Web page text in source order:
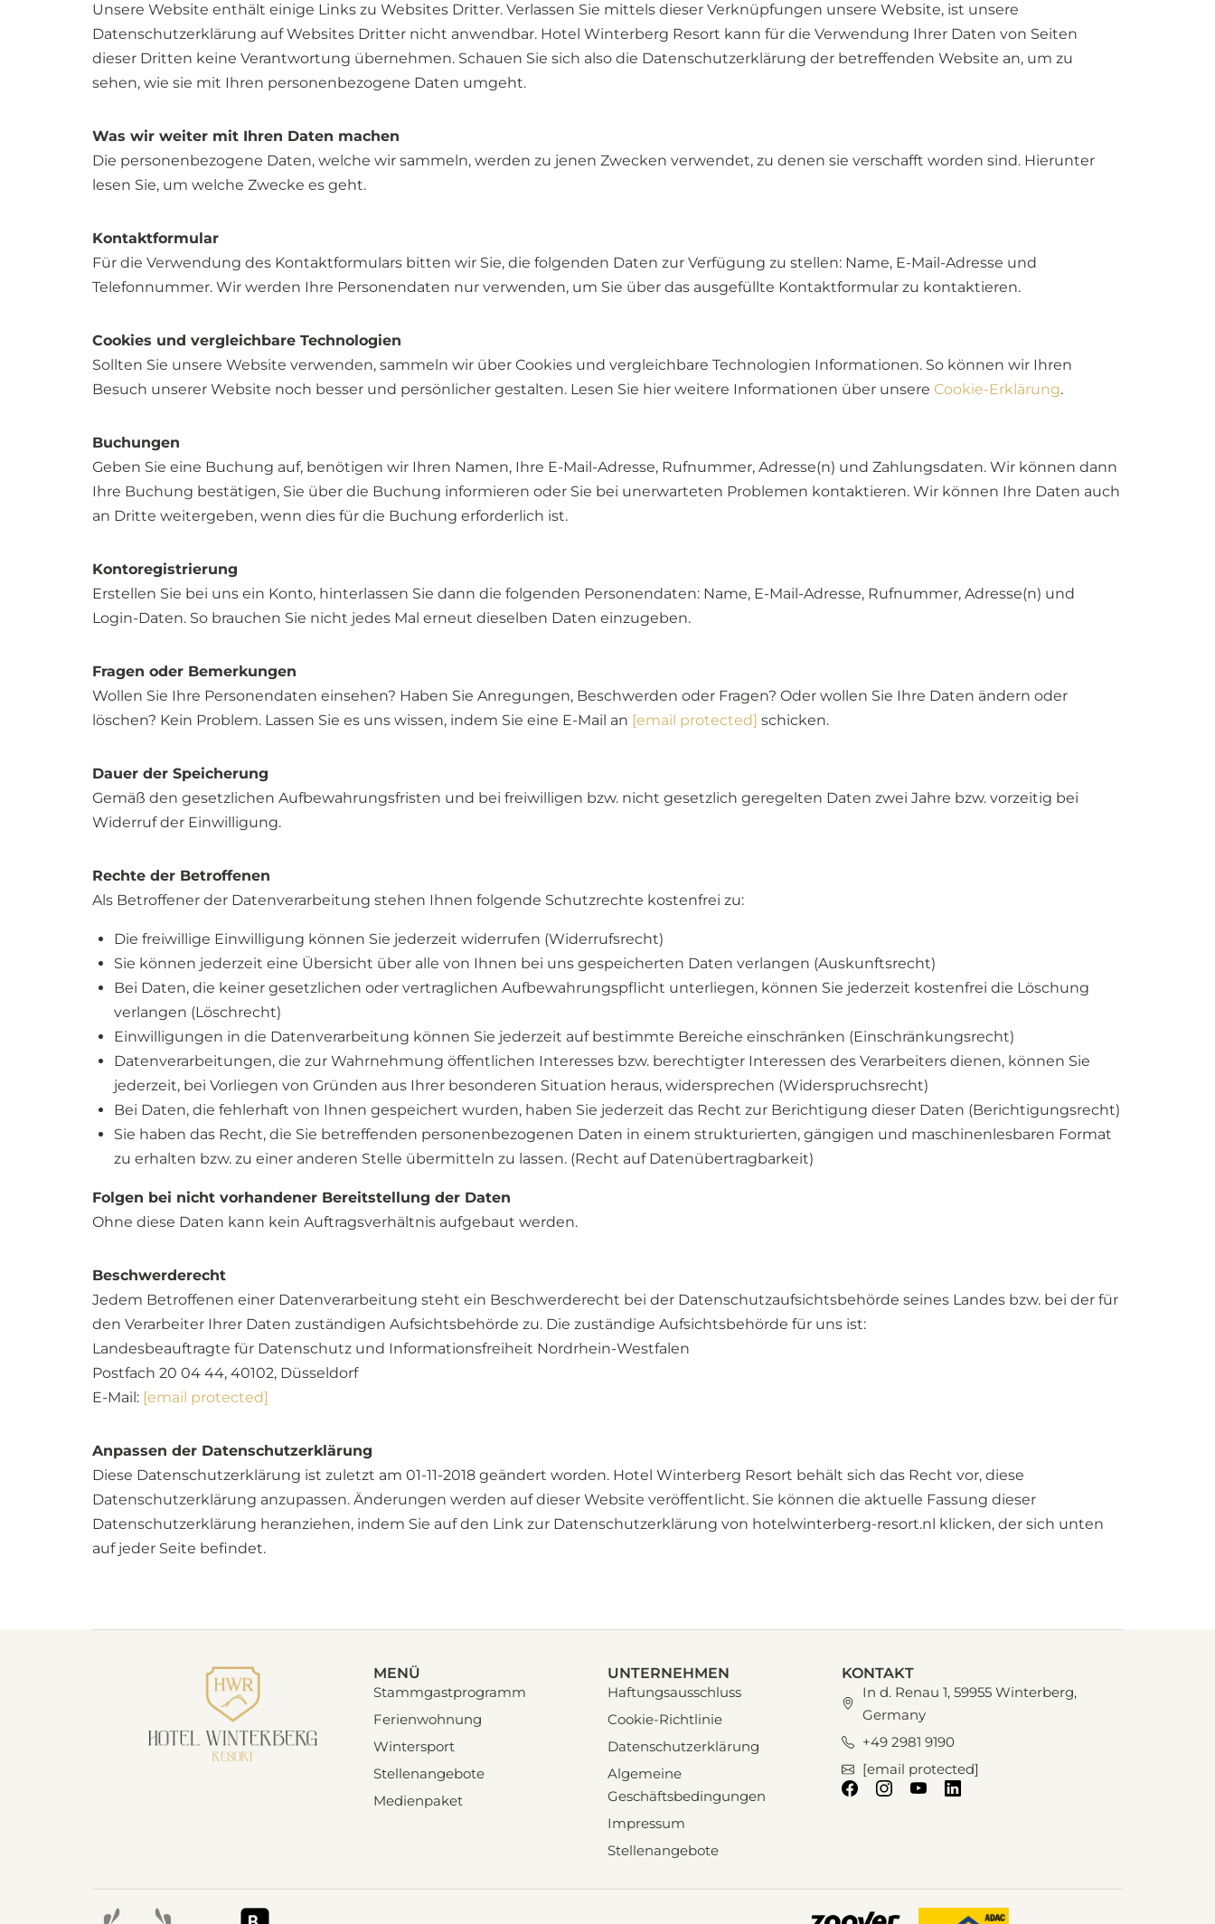
Unsere Website enthält einige Links zu Websites Dritter. Verlassen Sie mittels dieser Verknüpfungen unsere Website, ist unsere
Datenschutzerklärung auf Websites Dritter nicht anwendbar. Hotel Winterberg Resort kann für die Verwendung Ihrer Daten von Seiten
dieser Dritten keine Verantwortung übernehmen. Schauen Sie sich also die Datenschutzerklärung der betreffenden Website an, um zu
sehen, wie sie mit Ihren personenbezogene Daten umgeht.
Was wir weiter mit Ihren Daten machen
Die personenbezogene Daten, welche wir sammeln, werden zu jenen Zwecken verwendet, zu denen sie verschafft worden sind. Hierunter
lesen Sie, um welche Zwecke es geht.
Kontaktformular
Für die Verwendung des Kontaktformulars bitten wir Sie, die folgenden Daten zur Verfügung zu stellen: Name, E-Mail-Adresse und
Telefonnummer. Wir werden Ihre Personendaten nur verwenden, um Sie über das ausgefüllte Kontaktformular zu kontaktieren.
Cookies und vergleichbare Technologien
Sollten Sie unsere Website verwenden, sammeln wir über Cookies und vergleichbare Technologien Informationen. So können wir Ihren
Besuch unserer Website noch besser und persönlicher gestalten. Lesen Sie hier weitere Informationen über unsere Cookie-Erklärung.
Buchungen
Geben Sie eine Buchung auf, benötigen wir Ihren Namen, Ihre E-Mail-Adresse, Rufnummer, Adresse(n) und Zahlungsdaten. Wir können dann
Ihre Buchung bestätigen, Sie über die Buchung informieren oder Sie bei unerwarteten Problemen kontaktieren. Wir können Ihre Daten auch
an Dritte weitergeben, wenn dies für die Buchung erforderlich ist.
Kontoregistrierung
Erstellen Sie bei uns ein Konto, hinterlassen Sie dann die folgenden Personendaten: Name, E-Mail-Adresse, Rufnummer, Adresse(n) und
Login-Daten. So brauchen Sie nicht jedes Mal erneut dieselben Daten einzugeben.
Fragen oder Bemerkungen
Wollen Sie Ihre Personendaten einsehen? Haben Sie Anregungen, Beschwerden oder Fragen? Oder wollen Sie Ihre Daten ändern oder
löschen? Kein Problem. Lassen Sie es uns wissen, indem Sie eine E-Mail an [email protected] schicken.
Dauer der Speicherung
Gemäß den gesetzlichen Aufbewahrungsfristen und bei freiwilligen bzw. nicht gesetzlich geregelten Daten zwei Jahre bzw. vorzeitig bei
Widerruf der Einwilligung.
Rechte der Betroffenen
Als Betroffener der Datenverarbeitung stehen Ihnen folgende Schutzrechte kostenfrei zu:
Die freiwillige Einwilligung können Sie jederzeit widerrufen (Widerrufsrecht)
Sie können jederzeit eine Übersicht über alle von Ihnen bei uns gespeicherten Daten verlangen (Auskunftsrecht)
Bei Daten, die keiner gesetzlichen oder vertraglichen Aufbewahrungspflicht unterliegen, können Sie jederzeit kostenfrei die Löschung
verlangen (Löschrecht)
Einwilligungen in die Datenverarbeitung können Sie jederzeit auf bestimmte Bereiche einschränken (Einschränkungsrecht)
Datenverarbeitungen, die zur Wahrnehmung öffentlichen Interesses bzw. berechtigter Interessen des Verarbeiters dienen, können Sie
jederzeit, bei Vorliegen von Gründen aus Ihrer besonderen Situation heraus, widersprechen (Widerspruchsrecht)
Bei Daten, die fehlerhaft von Ihnen gespeichert wurden, haben Sie jederzeit das Recht zur Berichtigung dieser Daten (Berichtigungsrecht)
Sie haben das Recht, die Sie betreffenden personenbezogenen Daten in einem strukturierten, gängigen und maschinenlesbaren Format
zu erhalten bzw. zu einer anderen Stelle übermitteln zu lassen. (Recht auf Datenübertragbarkeit)
Folgen bei nicht vorhandener Bereitstellung der Daten
Ohne diese Daten kann kein Auftragsverhältnis aufgebaut werden.
Beschwerderecht
Jedem Betroffenen einer Datenverarbeitung steht ein Beschwerderecht bei der Datenschutzaufsichtsbehörde seines Landes bzw. bei der für
den Verarbeiter Ihrer Daten zuständigen Aufsichtsbehörde zu. Die zuständige Aufsichtsbehörde für uns ist:
Landesbeauftragte für Datenschutz und Informationsfreiheit Nordrhein-Westfalen
Postfach 20 04 44, 40102, Düsseldorf
E-Mail: [email protected]
Anpassen der Datenschutzerklärung
Diese Datenschutzerklärung ist zuletzt am 01-11-2018 geändert worden. Hotel Winterberg Resort behält sich das Recht vor, diese
Datenschutzerklärung anzupassen. Änderungen werden auf dieser Website veröffentlicht. Sie können die aktuelle Fassung dieser
Datenschutzerklärung heranziehen, indem Sie auf den Link zur Datenschutzerklärung von hotelwinterberg-resort.nl klicken, der sich unten
auf jeder Seite befindet.
MENÜ
Stammgastprogramm
Ferienwohnung
Wintersport
Stellenangebote
Medienpaket
UNTERNEHMEN
Haftungsausschluss
Cookie-Richtlinie
Datenschutzerklärung
Algemeine
Geschäftsbedingungen
Impressum
Stellenangebote
KONTAKT
In d. Renau 1, 59955 Winterberg,
Germany
+49 2981 9190
[email protected]